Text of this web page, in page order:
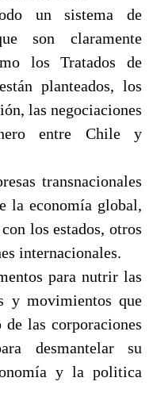
un sistema de
son claramente
los Tratados de
planteados, los
las negociaciones
entre Chile y
transnacionales
la economía global,
los estados, otros
internacionales.
para nutrir las
y movimientos que
las corporaciones
desmantelar su
y la politica